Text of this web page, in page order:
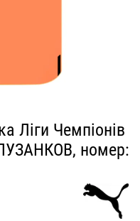
Ліги Чемпіонів
номер: